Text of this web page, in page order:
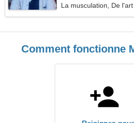
La musculation, De l'art
Comment fonctionne